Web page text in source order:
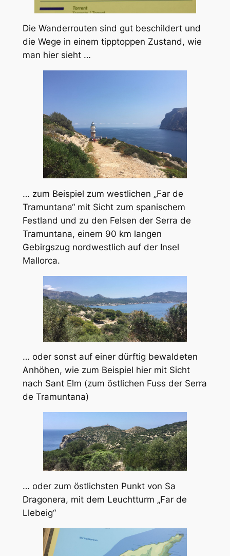
Die Wanderrouten sind gut beschildert und
die Wege in einem tipptoppen Zustand, wie
man hier sieht …
… zum Beispiel zum westlichen „Far de
Tramuntana“ mit Sicht zum spanischem
Festland und zu den Felsen der Serra de
Tramuntana, einem 90 km langen
Gebirgszug nordwestlich auf der Insel
Mallorca.
… oder sonst auf einer dürftig bewaldeten
Anhöhen, wie zum Beispiel hier mit Sicht
nach Sant Elm (zum östlichen Fuss der Serra
de Tramuntana)
… oder zum östlichsten Punkt von Sa
Dragonera, mit dem Leuchtturm „Far de
Llebeig“